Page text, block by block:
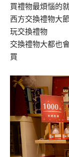
買禮物最煩惱的
西方交換禮物大
玩交換禮物
交換禮物大都也
買